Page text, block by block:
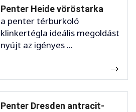
Penter Heide vöröstarka
a penter térburkoló
klinkertégla ideális megoldást
nyújt az igényes ...
Penter Dresden antracit-